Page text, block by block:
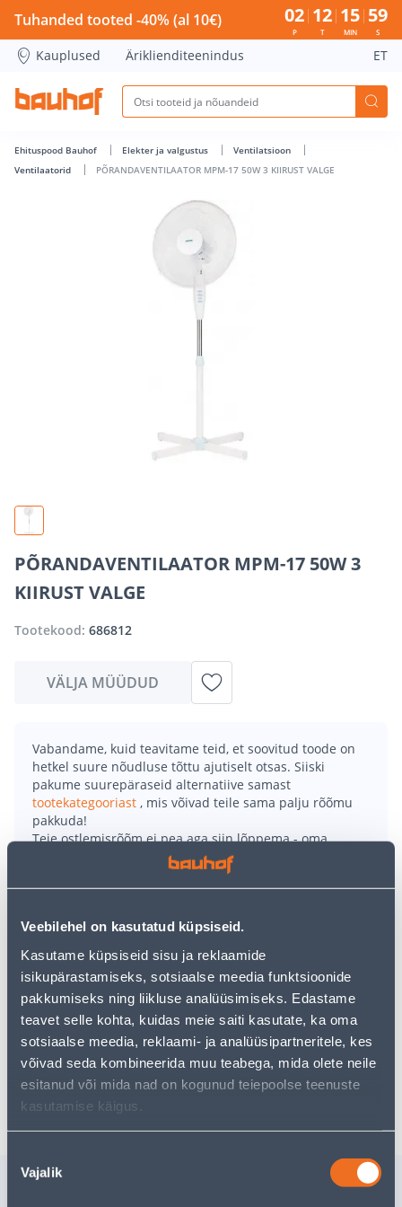
Veebilehel on kasutatud küpsiseid.
Kasutame küpsiseid sisu ja reklaamide
isikupärastamiseks, sotsiaalse meedia funktsioonide
pakkumiseks ning liikluse analüüsimiseks. Edastame
teavet selle kohta, kuidas meie saiti kasutate, ka oma
sotsiaalse meedia, reklaami- ja analüüsipartneritele, kes
võivad seda kombineerida muu teabega, mida olete neile
esitanud või mida nad on kogunud teiepoolse teenuste
kasutamise käigus.
valik
Vajalik
PÕRANDAVENTILAATOR MPM-17 50W 3 KIIRUST VALGE -
Tuhanded tooted -40% (al 10€) 02
P
12
T
15
MIN
59
S
Kauplused Äriklienditeenindus ET
Ehituspood Bauhof Elekter ja valgustus
Ventilatsioon
Ventilaatorid
PÕRANDAVENTILAATOR MPM-17 50W 3 KIIRUST VALGE
PÕRANDAVENTILAATOR MPM-17 50W 3
KIIRUST VALGE
Tootekood: 686812
VÄLJA MÜÜDUD
Vabandame, kuid teavitame teid, et soovitud toode on
hetkel suure nõudluse tõttu ajutiselt otsas. Siiski
pakume suurepäraseid alternatiive samast
tootekategooriast , mis võivad teile sama palju rõõmu
pakkuda!
Teie ostlemisrõõm ei pea aga siin lõppema - oma
uurimistööd saate jätkata, naastes
kasutades meie võimsat otsingufunktsiooni, et leida
veelgi meelepärasemad valikuid. Head ostlemist!
• Kolme kiirusega.
• Turvaresti läbimõõt 42 cm.
• Kokkupandava konstruktsiooniga.
• Maksimaalne kõrgus 123 cm.
• 14-päevane tagastusõigus.
Tarne pole võimalik
Sarnased tooted